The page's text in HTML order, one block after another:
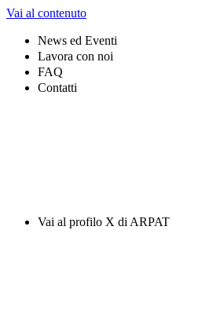
Vai al contenuto
News ed Eventi
Lavora con noi
FAQ
Contatti
Vai al profilo X di ARPAT